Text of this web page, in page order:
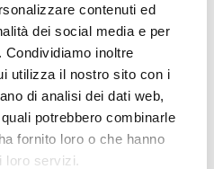
contenuti ed
dei social media e per
inoltre
utilizza il nostro sito con i
di analisi dei dati web,
potrebbero combinarle
fornito loro o che hanno
servizi.
internazionali
Europea –
Regionale
e da Regione